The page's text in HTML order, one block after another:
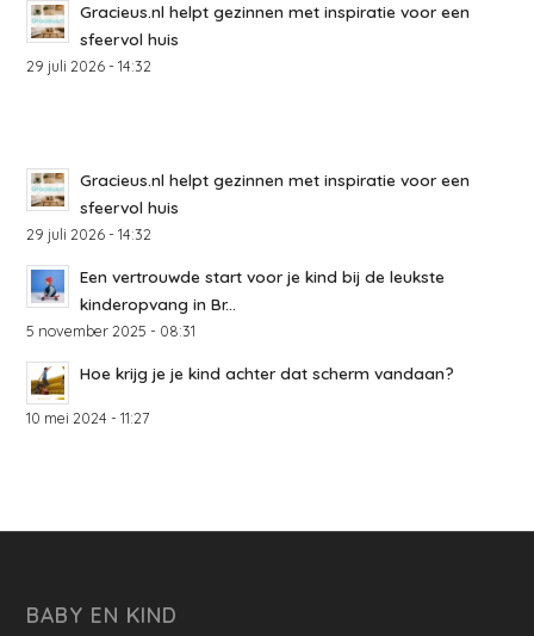
Gracieus.nl helpt gezinnen met inspiratie voor een
sfeervol huis
29 juli 2026 - 14:32
Gracieus.nl helpt gezinnen met inspiratie voor een
sfeervol huis
29 juli 2026 - 14:32
Een vertrouwde start voor je kind bij de leukste
kinderopvang in Br...
5 november 2025 - 08:31
Hoe krijg je je kind achter dat scherm vandaan?
10 mei 2024 - 11:27
BABY EN KIND